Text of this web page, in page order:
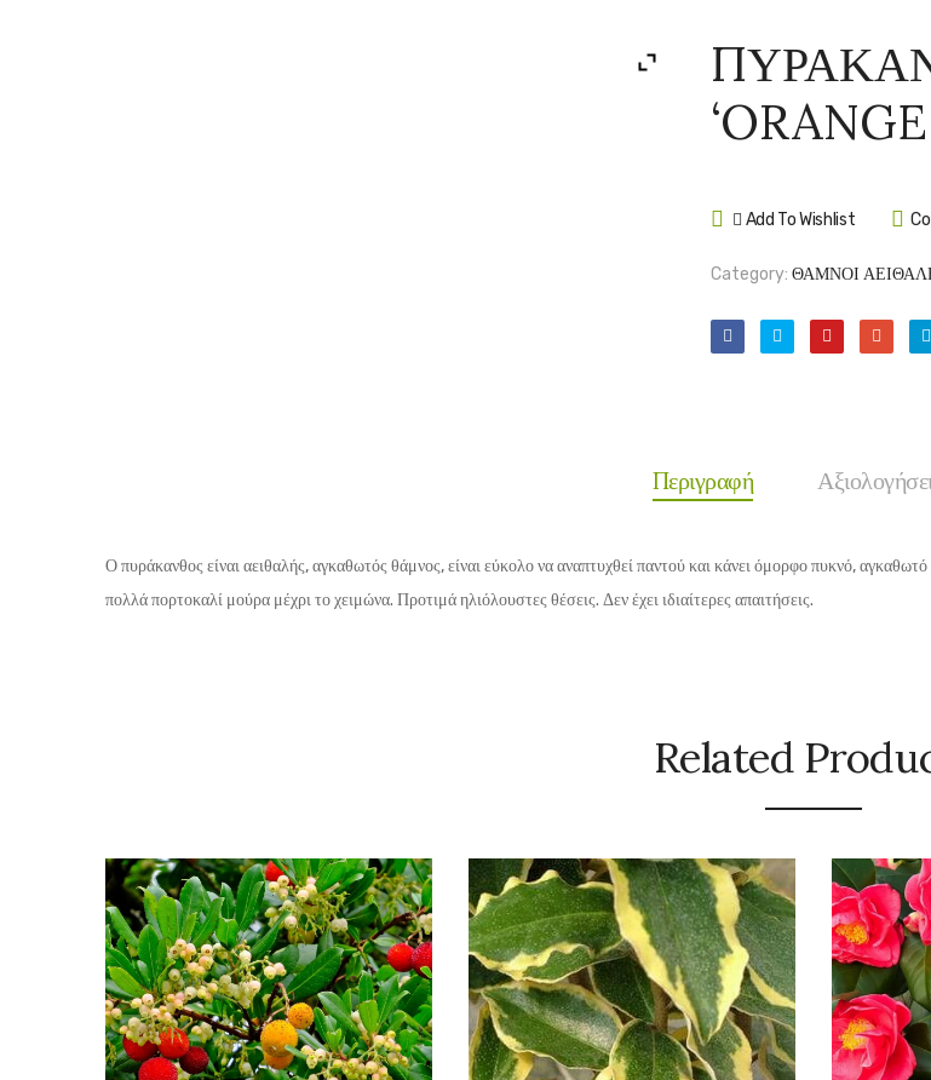
Add To Wishlist
Category: ΘΑΜΝΟΙ
Περιγραφή
Ο πυράκανθος είναι αειθαλής, αγκαθωτός θάμνος, είναι εύκολο να αναπτυχθεί παντού και κάνει όμορφο πυκνό,
πολλά πορτοκαλί μούρα μέχρι το χειμώνα. Προτιμά ηλιόλουστες θέσεις. Δεν έχει ιδιαίτερες απαιτήσεις.
Related